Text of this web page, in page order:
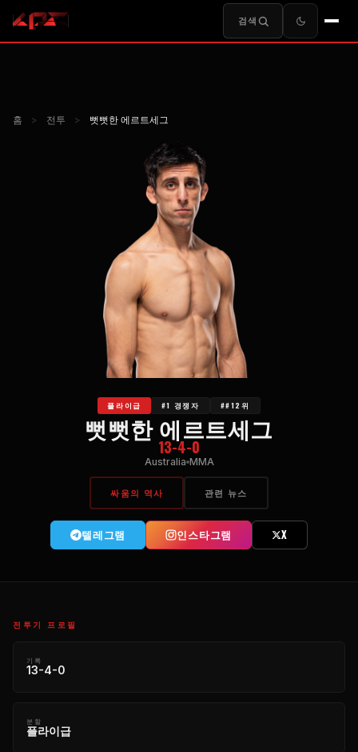
검색
홈 > 전투 > 뻣뻣한 에르트세그
플라이급 #1 경쟁자 ##12위
뻣뻣한 에르트세그
13-4-0
Australia MMA
싸움의 역사 관련 뉴스
텔레그램 인스타그램 X
전투기 프로필
기록
13-4-0
분할
플라이급